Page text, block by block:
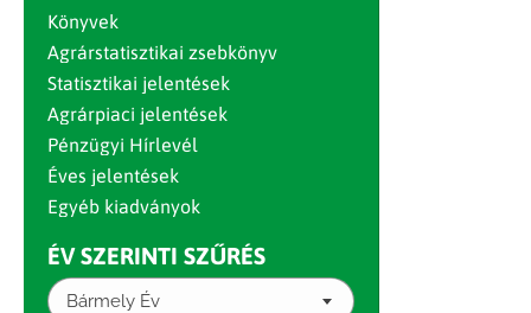
Könyvek
Agrárstatisztikai zsebkönyv
Statisztikai jelentések
Agrárpiaci jelentések
Pénzügyi Hírlevél
Éves jelentések
Egyéb kiadványok
ÉV SZERINTI SZŰRÉS
Bármely Év